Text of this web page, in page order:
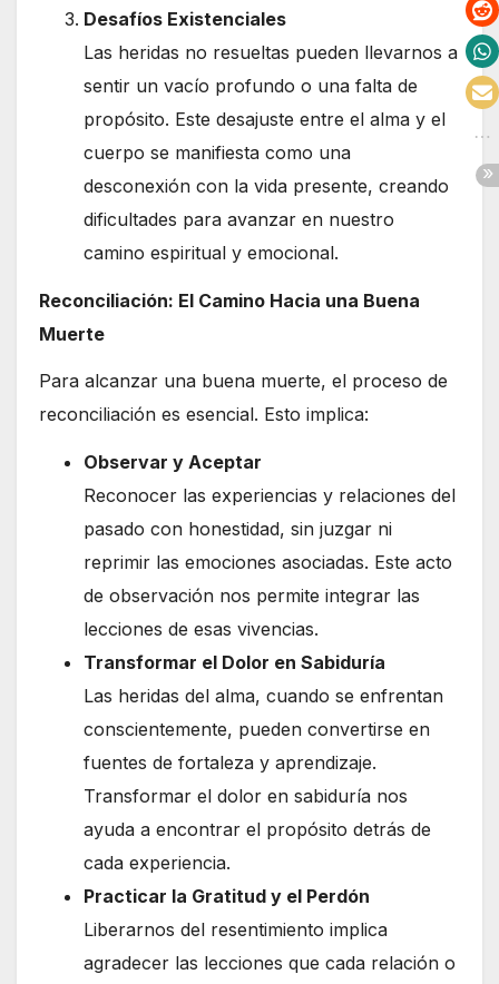
Desafíos Existenciales
Las heridas no resueltas pueden llevarnos a
sentir un vacío profundo o una falta de
propósito. Este desajuste entre el alma y el
cuerpo se manifiesta como una
desconexión con la vida presente, creando
dificultades para avanzar en nuestro
camino espiritual y emocional.
Reconciliación: El Camino Hacia una Buena
Muerte
Para alcanzar una buena muerte, el proceso de
reconciliación es esencial. Esto implica:
Observar y Aceptar
Reconocer las experiencias y relaciones del
pasado con honestidad, sin juzgar ni
reprimir las emociones asociadas. Este acto
de observación nos permite integrar las
lecciones de esas vivencias.
Transformar el Dolor en Sabiduría
Las heridas del alma, cuando se enfrentan
conscientemente, pueden convertirse en
fuentes de fortaleza y aprendizaje.
Transformar el dolor en sabiduría nos
ayuda a encontrar el propósito detrás de
cada experiencia.
Practicar la Gratitud y el Perdón
Liberarnos del resentimiento implica
agradecer las lecciones que cada relación o